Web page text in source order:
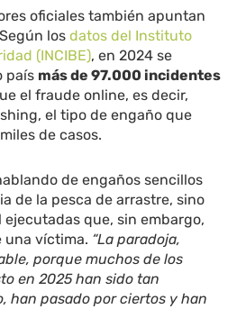
oficiales también apuntan
losdatos del Instituto
(INCIBE), en 2024 se
país más de 97.000 incidentes
el fraude online, es decir,
el tipo de engaño que
de casos.
de engaños sencillos
de la pesca de arrastre, sino
que, sin embargo,
una víctima. “La paradoja,
porque muchos de los
en 2025 han sido tan
han pasado por ciertos y han